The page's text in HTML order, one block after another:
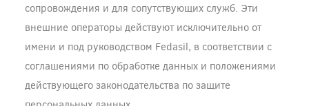
сопровождения и для сопутствующих служб. Эти
внешние операторы действуют исключительно от
имени и под руководством Fedasil, в соответствии с
соглашениями по обработке данных и положениями
действующего законодательства по защите